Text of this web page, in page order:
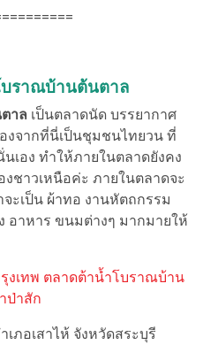
บราณบ้านต้นตาล
าล เป็นตลาดนัด บรรยากาศ
งจากที่นี่เป็นชุมชนไทยวน ที่
เอง ทำให้ภายในตลาดยังคง
ชาวเหนือค่ะ ภายในตลาดจะ
ะเป็น ผ้าทอ งานหัตถกรรม
อาหาร ขนมต่างๆ มากมายให้
งเทพ ตลาดต้าน้ำโบราณบ้าน
ป่าสัก
ภอเสาไห้ จังหวัดสระบุรี